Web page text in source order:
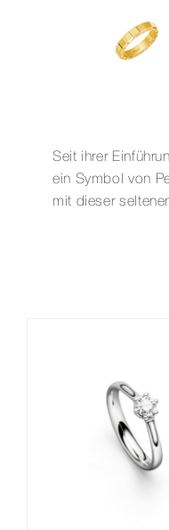
Seit ihrer
ein Symbol von
mit dieser